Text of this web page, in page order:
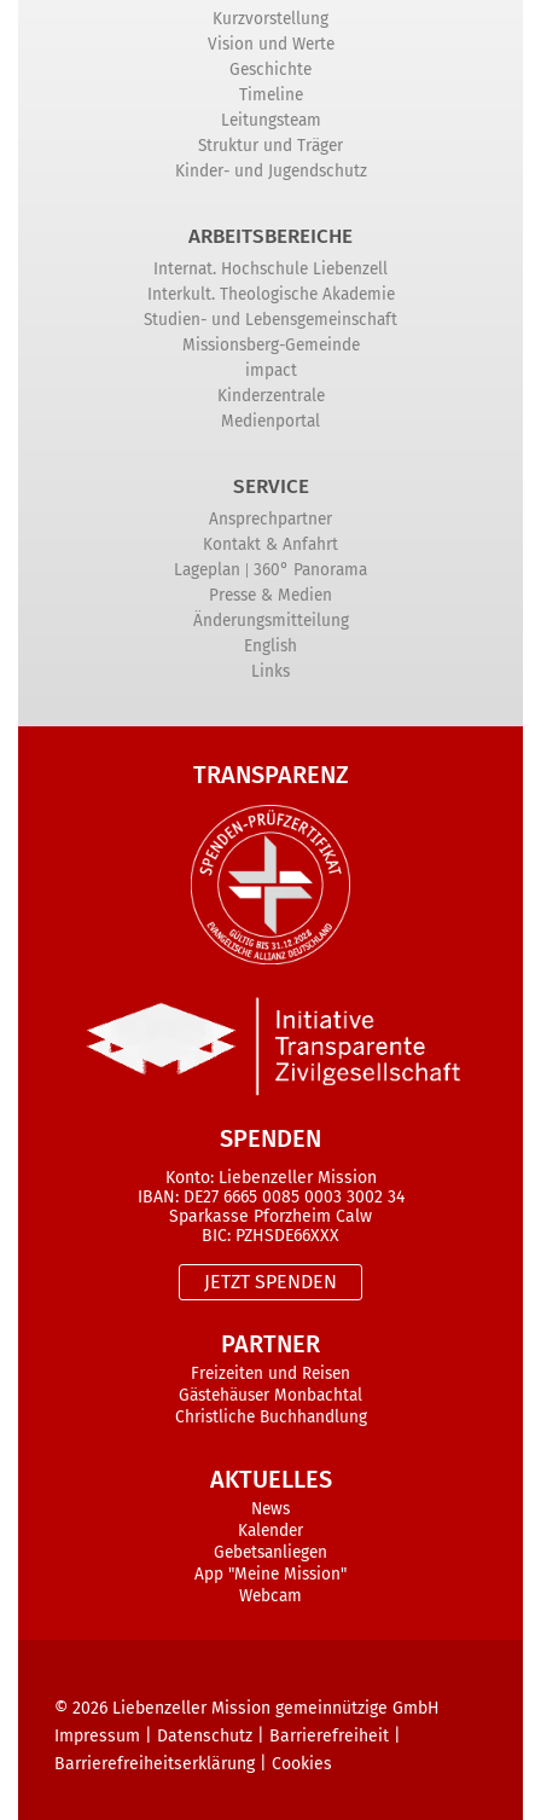
Kurzvorstellung
Vision und Werte
Geschichte
Timeline
Leitungsteam
Struktur und Träger
Kinder- und Jugendschutz
ARBEITSBEREICHE
Internat. Hochschule Liebenzell
Interkult. Theologische Akademie
Studien- und Lebensgemeinschaft
Missionsberg-Gemeinde
impact
Kinderzentrale
Medienportal
SERVICE
Ansprechpartner
Kontakt & Anfahrt
Lageplan | 360° Panorama
Presse & Medien
Änderungsmitteilung
English
Links
TRANSPARENZ
SPENDEN
Konto: Liebenzeller Mission
IBAN: DE27 6665 0085 0003 3002 34
Sparkasse Pforzheim Calw
BIC: PZHSDE66XXX
JETZT SPENDEN
PARTNER
Freizeiten und Reisen
Gästehäuser Monbachtal
Christliche Buchhandlung
AKTUELLES
News
Kalender
Gebetsanliegen
App "Meine Mission"
Webcam
© 2026 Liebenzeller Mission gemeinnützige GmbH
Impressum
Datenschutz Barrierefreiheit
Barrierefreiheits­erklärung| Cookies